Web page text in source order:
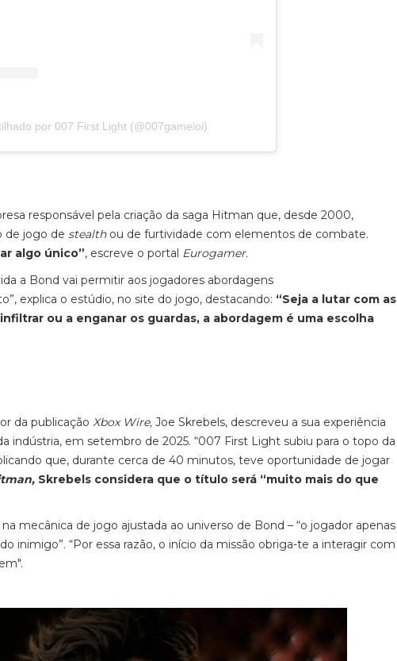
por 007 First Light (@007gameioi)
responsável pela criação da saga Hitman que, desde 2000,
de jogo de stealth ou de furtividade com elementos de combate.
algo único”, escreve o portal Eurogamer.
a Bond vai permitir aos jogadores abordagens
explica o estúdio, no site do jogo, destacando: “Seja a lutar com as
ou a enganar os guardas, a abordagem é uma escolha
da publicação Xbox Wire, Joe Skrebels, descreveu a sua experiência
indústria, em setembro de 2025. “007 First Light subiu para o topo da
que, durante cerca de 40 minutos, teve oportunidade de jogar
Skrebels considera que o título será “muito mais do que
mecânica de jogo ajustada ao universo de Bond – “o jogador apenas
inimigo”. “Por essa razão, o início da missão obriga-te a interagir com